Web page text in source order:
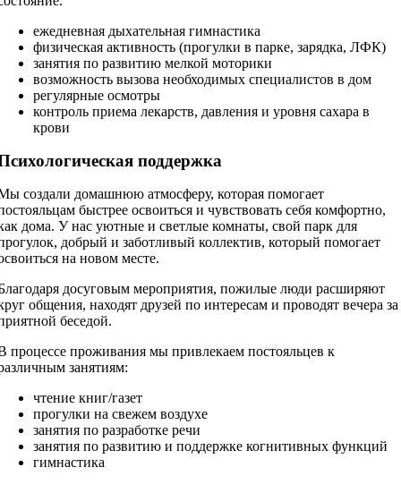
ежедневная дыхательная гимнастика
физическая активность (прогулки в парке, зарядка, ЛФК)
занятия по развитию мелкой моторики
возможность вызова необходимых специалистов в дом
регулярные осмотры
контроль приема лекарств, давления и уровня сахара в
крови
поддержка
создали домашнюю атмосферу, которая помогает
быстрее освоиться и чувствовать себя комфортно,
дома. У нас уютные и светлые комнаты, свой парк для
добрый и заботливый коллектив, который помогает
на новом месте.
досуговым мероприятия, пожилые люди расширяют
общения, находят друзей по интересам и проводят вечера за
беседой.
процессе проживания мы привлекаем постояльцев к
занятиям:
чтение книг/газет
прогулки на свежем воздухе
занятия по разработке речи
занятия по развитию и поддержке когнитивных функций
гимнастика